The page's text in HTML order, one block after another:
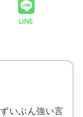
LINE
いぶん強い言